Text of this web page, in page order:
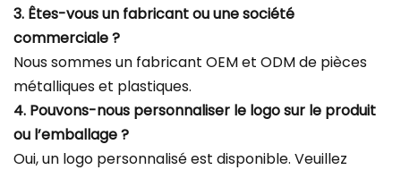
3. Êtes-vous un fabricant ou une société
commerciale ?
Nous sommes un fabricant OEM et ODM de pièces
métalliques et plastiques.
4. Pouvons-nous personnaliser le logo sur le produit
ou l’emballage ?
Oui, un logo personnalisé est disponible. Veuillez